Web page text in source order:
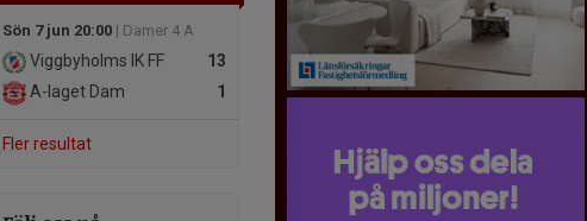
Sön 7 jun 20:00 | Damer 4 A
13
Viggbyholms IK FF
1
A-laget Dam
Fler resultat